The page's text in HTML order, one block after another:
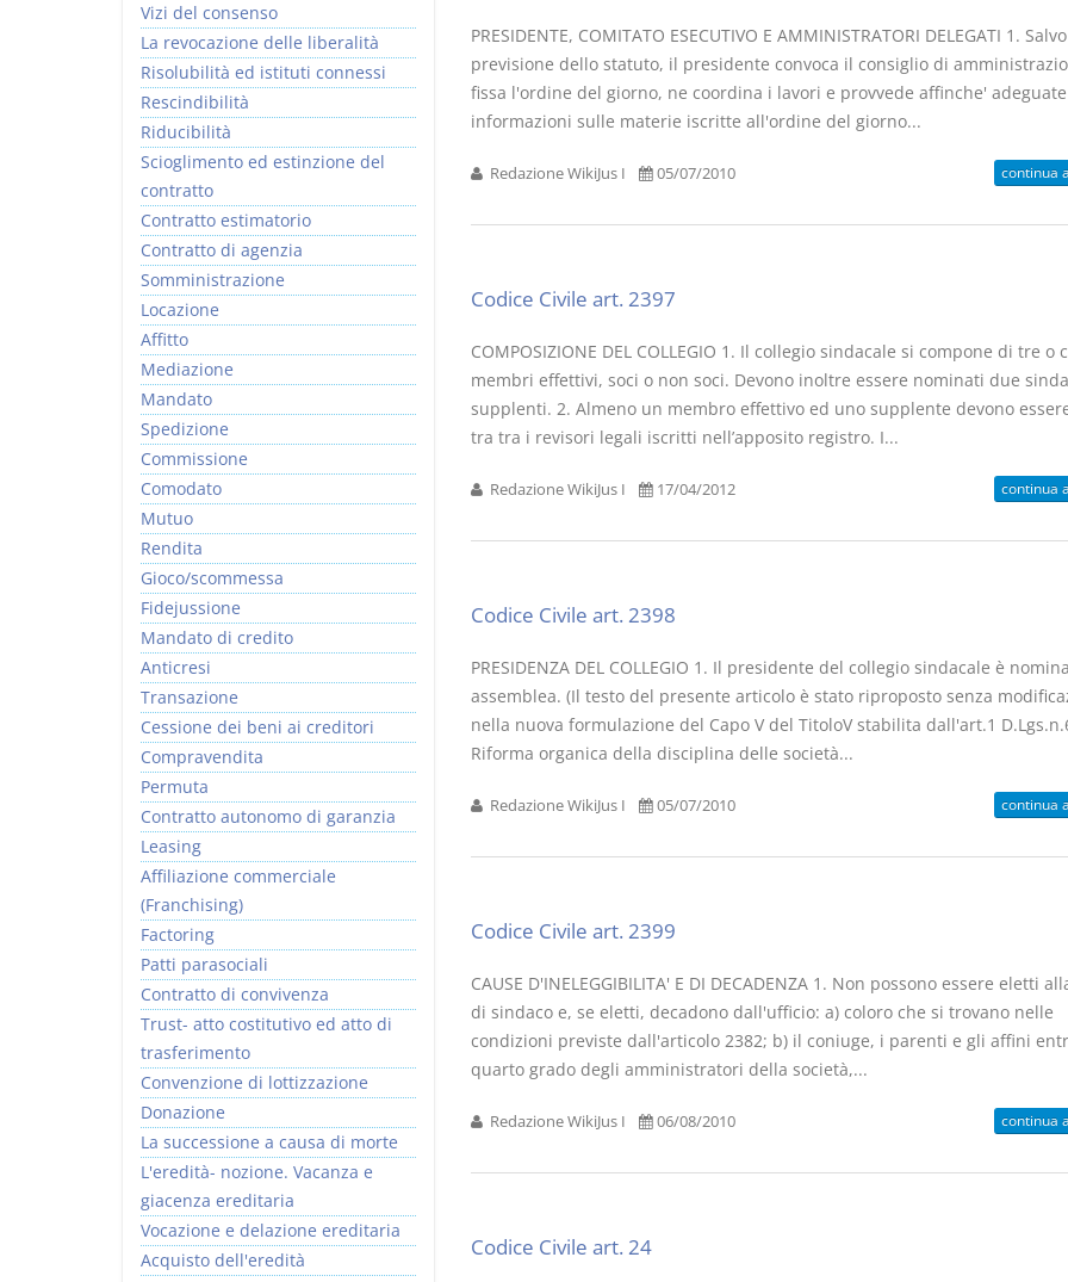
PRESIDENTE, COMITATO ESECUTIVO E AMMINISTRATORI DELEGATI 1.
previsione dello statuto, il presidente convoca il consiglio di
fissa l'ordine del giorno, ne coordina i lavori e provvede affinche' adeguate
informazioni sulle materie iscritte all'ordine del giorno...
Redazione WikiJus I 05/07/2010 continua
Codice Civile art. 2397
COMPOSIZIONE DEL COLLEGIO 1. Il collegio sindacale si compone di tre o
membri effettivi, soci o non soci. Devono inoltre essere nominati due
supplenti. 2. Almeno un membro effettivo ed uno supplente devono
tra tra i revisori legali iscritti nell’apposito registro. I...
Redazione WikiJus I 17/04/2012 continua
Codice Civile art. 2398
PRESIDENZA DEL COLLEGIO 1. Il presidente del collegio sindacale è
assemblea. (Il testo del presente articolo è stato riproposto senza
nella nuova formulazione del Capo V del TitoloV stabilita dall'art.1
Riforma organica della disciplina delle società...
Redazione WikiJus I 05/07/2010 continua
Codice Civile art. 2399
CAUSE D'INELEGGIBILITA' E DI DECADENZA 1. Non possono essere eletti
di sindaco e, se eletti, decadono dall'ufficio: a) coloro che si trovano nelle
condizioni previste dall'articolo 2382; b) il coniuge, i parenti e gli affini
quarto grado degli amministratori della società,...
Redazione WikiJus I 06/08/2010 continua
Codice Civile art. 24
Vizi del consenso
La revocazione delle liberalità
Risolubilità ed istituti connessi
Rescindibilità
Riducibilità
Scioglimento ed estinzione del
contratto
Contratto estimatorio
Contratto di agenzia
Somministrazione
Locazione
Affitto
Mediazione
Mandato
Spedizione
Commissione
Comodato
Mutuo
Rendita
Gioco/scommessa
Fidejussione
Mandato di credito
Anticresi
Transazione
Cessione dei beni ai creditori
Compravendita
Permuta
Contratto autonomo di garanzia
Leasing
Affiliazione commerciale
(Franchising)
Factoring
Patti parasociali
Contratto di convivenza
Trust- atto costitutivo ed atto di
trasferimento
Convenzione di lottizzazione
Donazione
La successione a causa di morte
L'eredità- nozione. Vacanza e
giacenza ereditaria
Vocazione e delazione ereditaria
Acquisto dell'eredità